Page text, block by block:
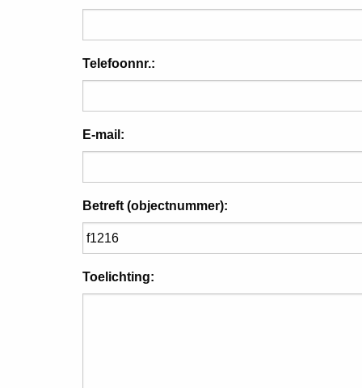
Telefoonnr.:
E-mail:
Betreft (objectnummer):
Toelichting: